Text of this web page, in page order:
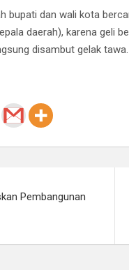
bupati dan wali kota
daerah), karena geli
disambut gelak
Pembangunan